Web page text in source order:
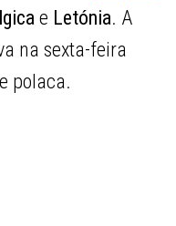
e Letónia. A
na sexta-feira
polaca.